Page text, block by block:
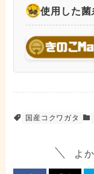
使用した菌
国産コクワガタ
よ